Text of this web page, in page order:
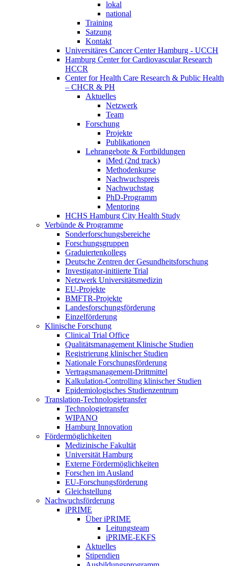
lokal
national
Training
Satzung
Kontakt
Universitäres Cancer Center Hamburg - UCCH
Hamburg Center for Cardiovascular Research
HCCR
Center for Health Care Research & Public Health
– CHCR & PH
Aktuelles
Netzwerk
Team
Forschung
Projekte
Publikationen
Lehrangebote & Fortbildungen
iMed (2nd track)
Methodenkurse
Nachwuchspreis
Nachwuchstag
PhD-Programm
Mentoring
HCHS Hamburg City Health Study
Verbünde & Programme
Sonderforschungsbereiche
Forschungsgruppen
Graduiertenkollegs
Deutsche Zentren der Gesundheitsforschung
Investigator-initiierte Trial
Netzwerk Universitätsmedizin
EU-Projekte
BMFTR-Projekte
Landesforschungsförderung
Einzelförderung
Klinische Forschung
Clinical Trial Office
Qualitätsmanagement Klinische Studien
Registrierung klinischer Studien
Nationale Forschungsförderung
Vertragsmanagement-Drittmittel
Kalkulation-Controlling klinischer Studien
Epidemiologisches Studienzentrum
Translation-Technologietransfer
Technologietransfer
WIPANO
Hamburg Innovation
Fördermöglichkeiten
Medizinische Fakultät
Universität Hamburg
Externe Fördermöglichkeiten
Forschen im Ausland
EU-Forschungsförderung
Gleichstellung
Nachwuchsförderung
iPRIME
Über iPRIME
Leitungsteam
iPRIME-EKFS
Aktuelles
Stipendien